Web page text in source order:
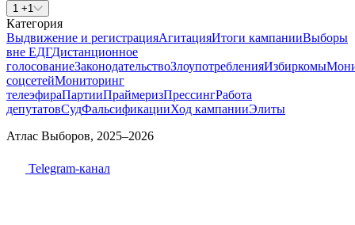
1 +1
Категория
Выдвижение и регистрацияАгитацияИтоги кампанииВыборы
вне ЕДГДистанционное
голосованиеЗаконодательствоЗлоупотребленияИзбиркомы
соцсетейМониторинг
телеэфираПартииПраймеризПрессингРабота
депутатовСудФальсификацииХод кампанииЭлиты
Атлас Выборов, 2025–2026
Telegram-канал